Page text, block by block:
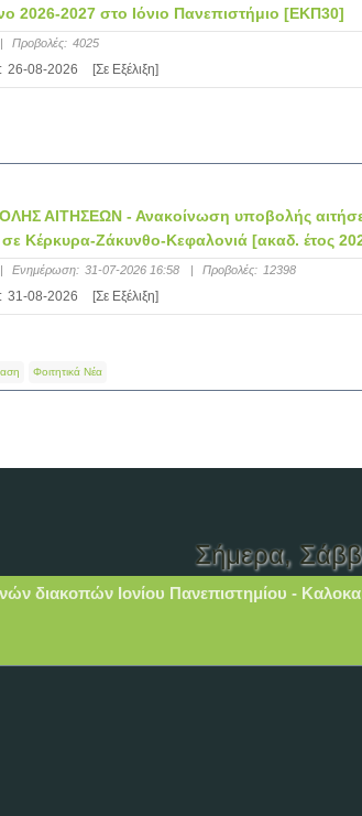
2026-2027 στο Ιόνιο Πανεπιστήμιο [ΕΚΠ30]
Προβολές: 4025
26-08-2026 [Σε Εξέλιξη]
ΑΙΤΗΣΕΩΝ - Ανακοίνωση υποβολής
Κέρκυρα-Ζάκυνθο-Κεφαλονιά [ακαδ. έτος
Ενημέρωση: 31-07-2026 16:58 Προβολές: 12398
31-08-2026 [Σε Εξέλιξη]
Φοιτητικά Νέα
Σήμερα,
διακοπών Ιονίου Πανεπιστημίου -